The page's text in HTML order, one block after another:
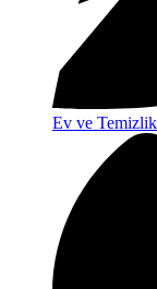
Ev ve Temizlik